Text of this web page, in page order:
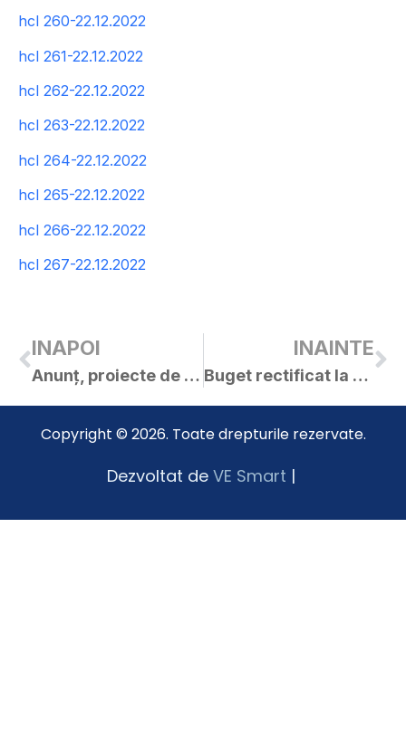
hcl 260-22.12.2022
hcl 261-22.12.2022
hcl 262-22.12.2022
hcl 263-22.12.2022
hcl 264-22.12.2022
hcl 265-22.12.2022
hcl 266-22.12.2022
hcl 267-22.12.2022
INAPOI
Anunț, proiecte de hotărâri și materiale – ședința ordinară a C.L. Curtici în data de 22.12.2022
INAINTE
Buget rectificat la 22.12.2022
Copyright © 2026. Toate drepturile rezervate.
Dezvoltat de VE Smart |